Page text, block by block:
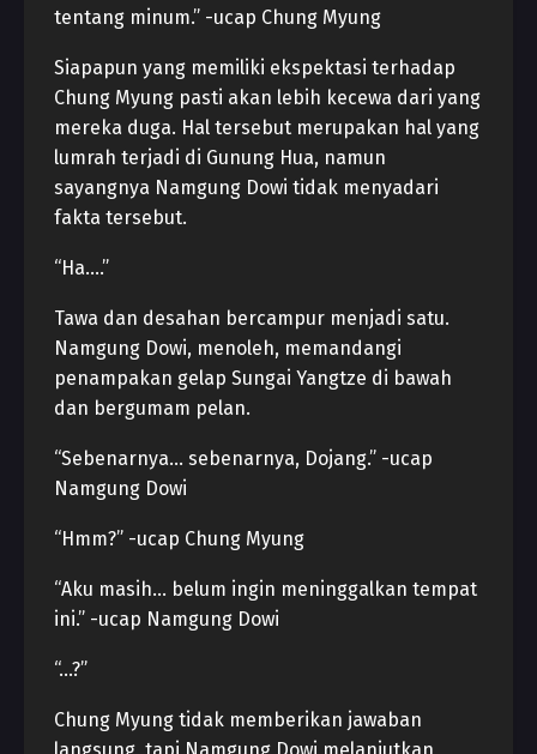
tentang minum.” -ucap Chung Myung
Siapapun yang memiliki ekspektasi terhadap
Chung Myung pasti akan lebih kecewa dari yang
mereka duga. Hal tersebut merupakan hal yang
lumrah terjadi di Gunung Hua, namun
sayangnya Namgung Dowi tidak menyadari
fakta tersebut.
“Ha….”
Tawa dan desahan bercampur menjadi satu.
Namgung Dowi, menoleh, memandangi
penampakan gelap Sungai Yangtze di bawah
dan bergumam pelan.
“Sebenarnya… sebenarnya, Dojang.” -ucap
Namgung Dowi
“Hmm?” -ucap Chung Myung
“Aku masih… belum ingin meninggalkan tempat
ini.” -ucap Namgung Dowi
“…?”
Chung Myung tidak memberikan jawaban